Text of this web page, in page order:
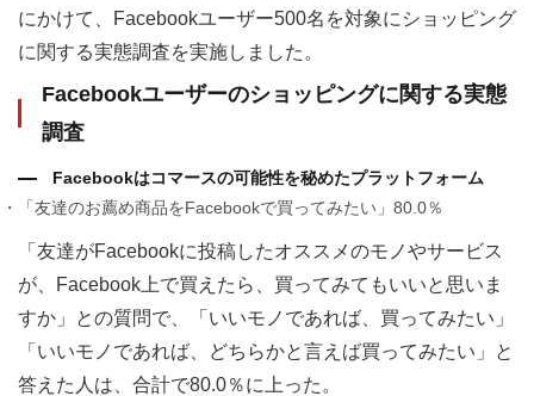
にかけて、Facebookユーザー500名を対象にショッピング
に関する実態調査を実施しました。
Facebookユーザーのショッピングに関する実態
調査
Facebookはコマースの可能性を秘めたプラットフォーム
「友達のお薦め商品をFacebookで買ってみたい」80.0％
「友達がFacebookに投稿したオススメのモノやサービス
が、Facebook上で買えたら、買ってみてもいいと思いま
すか」との質問で、「いいモノであれば、買ってみたい」
「いいモノであれば、どちらかと言えば買ってみたい」と
答えた人は、合計で80.0％に上った。